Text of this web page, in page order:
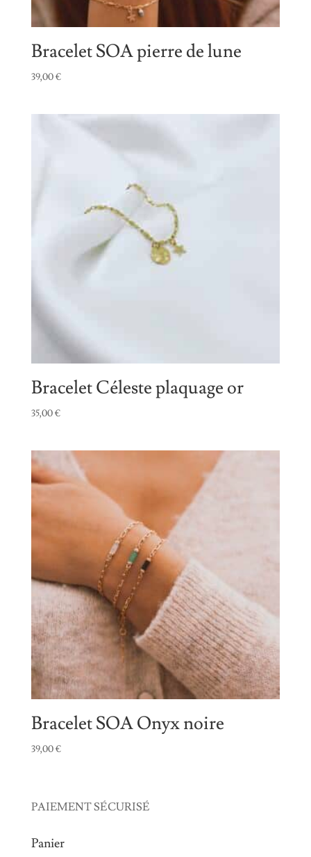
Bracelet SOA pierre de lune
39,00€
Bracelet Céleste plaquage or
35,00€
Bracelet SOA Onyx noire
39,00€
PAIEMENT SÉCURISÉ
Panier